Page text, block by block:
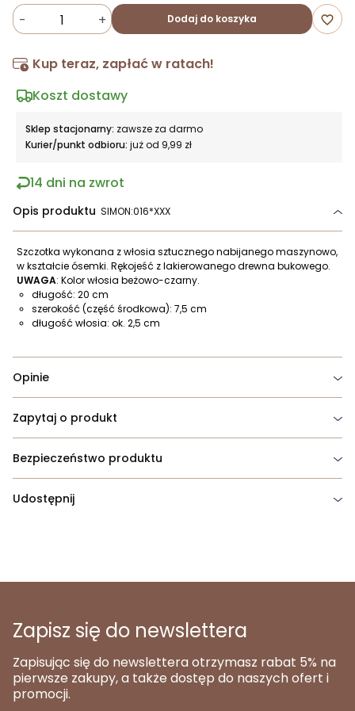
- + Dodaj do koszyka favorite_border
Kup teraz, zapłać w ratach!
Koszt dostawy
Sklep stacjonarny: zawsze za darmo
Kurier/punkt odbioru: już od 9,99 zł
14 dni na zwrot
Opis produktu SIMON:016*XXX
Szczotka wykonana z włosia sztucznego nabijanego maszynowo,
w kształcie ósemki. Rękojeść z lakierowanego drewna bukowego.
UWAGA: Kolor włosia beżowo-czarny.
długość: 20 cm
szerokość (część środkowa): 7,5 cm
długość włosia: ok. 2,5 cm
Opinie
Zapytaj o produkt
Bezpieczeństwo produktu
Udostępnij
Zapisz się do newslettera
Zapisując się do newslettera otrzymasz rabat 5% na
pierwsze zakupy, a także dostęp do naszych ofert i
promocji.